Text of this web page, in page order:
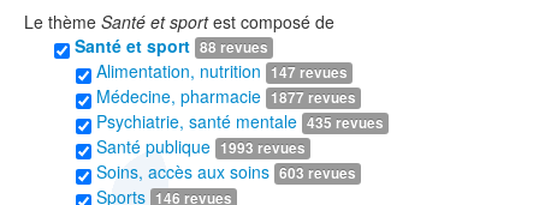
Recherche
avancée
?
Le thème Santé et sportest composé de
Santé et sport 88 revues
Alimentation, nutrition 147 revues
Médecine, pharmacie 1877 revues
Psychiatrie, santé mentale 435 revues
Santé publique 1993 revues
Soins, accès aux soins 603 revues
Sports 146 revues